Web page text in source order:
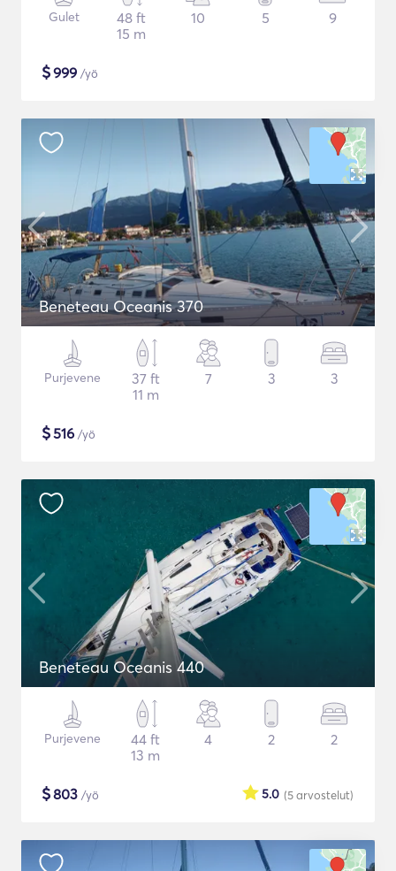
Gulet
48 ft
15 m
10 5 9
$999 /yö
Beneteau Oceanis 370
Purjevene
37 ft
11 m
7 3 3
$516 /yö
Beneteau Oceanis 440
Purjevene
44 ft
13 m
4 2 2
$803 /yö (5arvostelut)
5.0